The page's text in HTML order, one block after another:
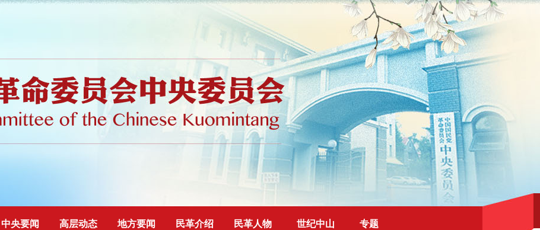
中央要闻 高层动态 地方要闻 民革介绍 民革人物 世纪中山 专题